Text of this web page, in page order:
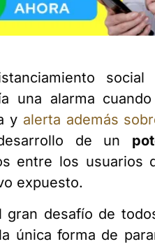
social
una alarma
y alerta además
de un
entre los usuarios
expuesto.
gran desafío de
única forma de